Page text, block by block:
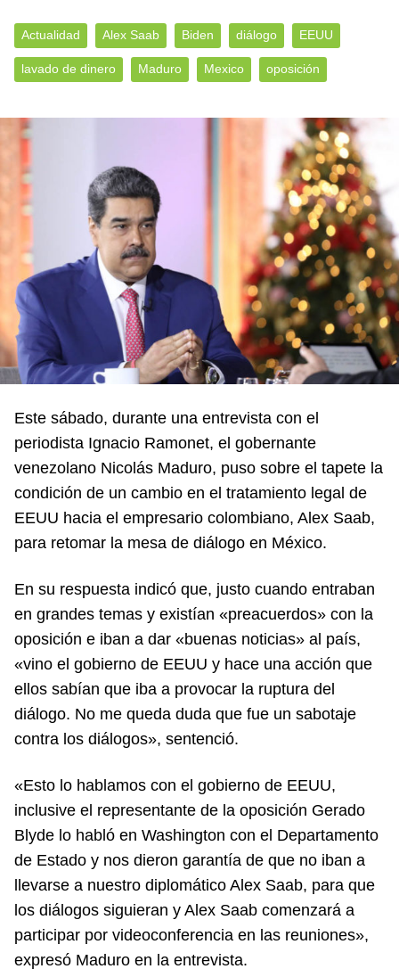
Actualidad Alex Saab Biden diálogo EEUU
lavado de dinero Maduro Mexico oposición
Este sábado, durante una entrevista con el
periodista Ignacio Ramonet, el gobernante
venezolano Nicolás Maduro, puso sobre el tapete la
condición de un cambio en el tratamiento legal de
EEUU hacia el empresario colombiano, Alex Saab,
para retomar la mesa de diálogo en México.
En su respuesta indicó que, justo cuando entraban
en grandes temas y existían «preacuerdos» con la
oposición e iban a dar «buenas noticias» al país,
«vino el gobierno de EEUU y hace una acción que
ellos sabían que iba a provocar la ruptura del
diálogo. No me queda duda que fue un sabotaje
contra los diálogos», sentenció.
«Esto lo hablamos con el gobierno de EEUU,
inclusive el representante de la oposición Gerado
Blyde lo habló en Washington con el Departamento
de Estado y nos dieron garantía de que no iban a
llevarse a nuestro diplomático Alex Saab, para que
los diálogos siguieran y Alex Saab comenzará a
participar por videoconferencia en las reuniones»,
expresó Maduro en la entrevista.